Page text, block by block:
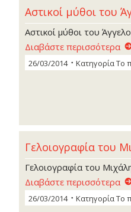
Aστικοί µύθοι του
Aστικοί µύθοι του
Διαβάστε περισσότερα
26/03/2014 ΚατηγορίαΤο
Γελοιογραφία του
Γελοιογραφία του
Διαβάστε περισσότερα
26/03/2014 ΚατηγορίαΤο